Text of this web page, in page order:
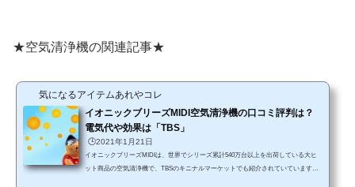
★空気清浄機の関連記事★
気になるアイテムあれやコレ
イオニックブリーズMIDI空気清浄機の口コミ評判は？
電気代や効果は「TBS」
🕒️2021年1月21日
イオニックブリーズMIDIは、世界でシリーズ累計540万台以上を出荷している大ヒ
ット商品の空気清浄機で、TBSのキニナルマーケットでも紹介されていています